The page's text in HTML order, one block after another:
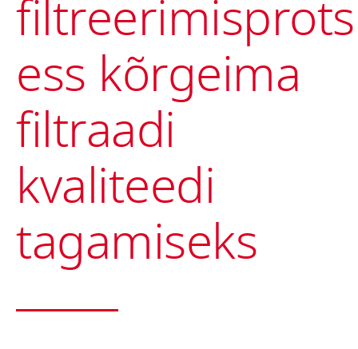
filtreerimisprots
ess kõrgeima
filtraadi
kvaliteedi
tagamiseks